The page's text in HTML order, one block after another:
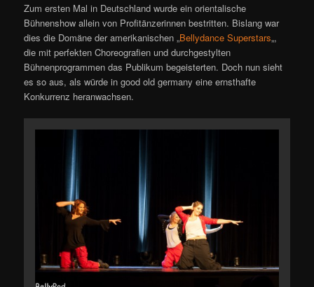
Zum ersten Mal in Deutschland wurde ein orientalische
Bühnenshow allein von Profitänzerinnen bestritten. Bislang war
dies die Domäne der amerikanischen „Bellydance Superstars„,
die mit perfekten Choreografien und durchgestylten
Bühnenprogrammen das Publikum begeisterten. Doch nun sieht
es so aus, als würde in good old germany eine ernsthafte
Konkurrenz heranwachsen.